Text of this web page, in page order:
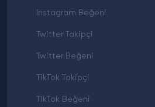
Instagram Beğeni
Twitter Takipçi
Twitter Beğeni
TikTok Takipçi
TikTok Beğeni